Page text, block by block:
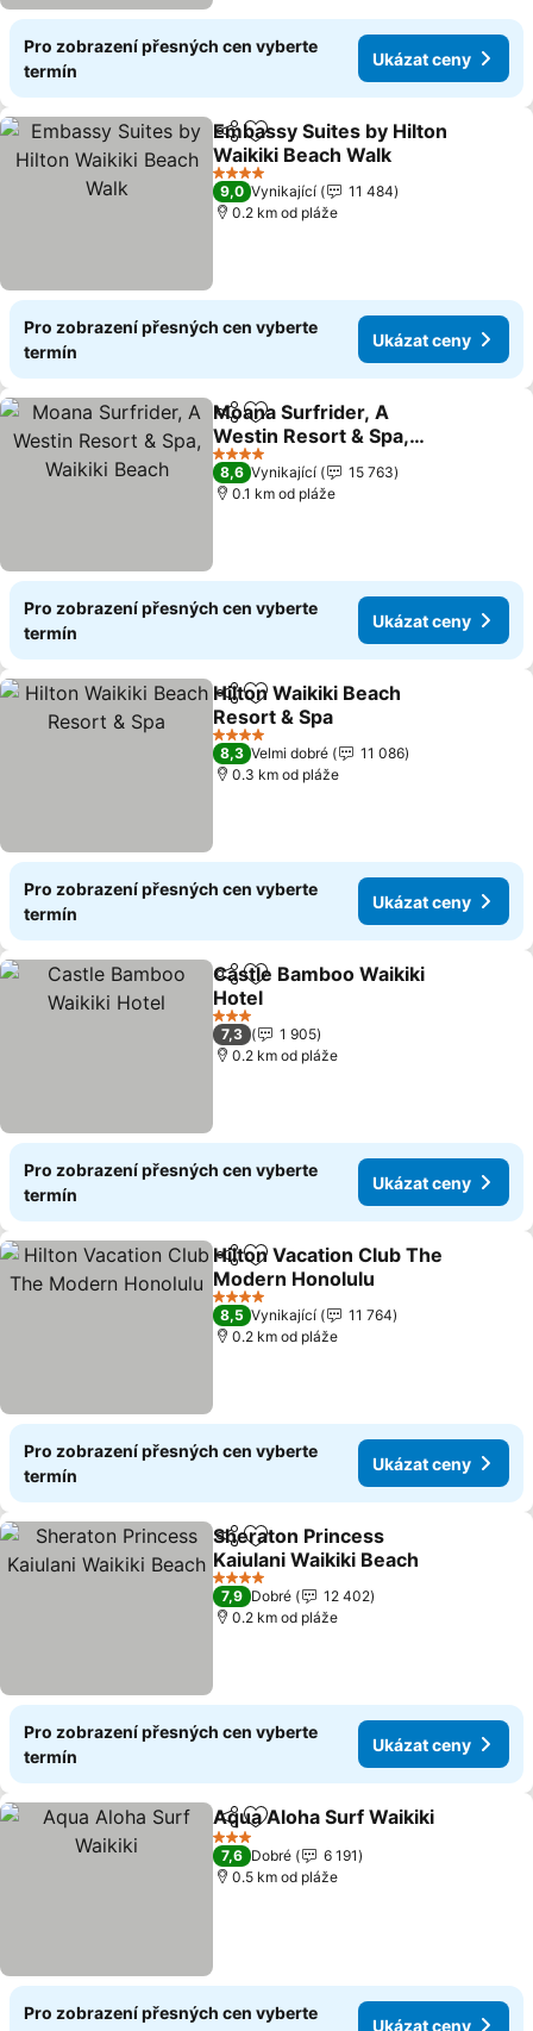
Pro zobrazení přesných cen vyberte
termín
Ukázat ceny
SdíletPřidat na seznam oblíbených
Embassy Suites by Hilton
Waikiki Beach Walk
4 Počet hvězdiček
9,0 Vynikající
11 484
0.2 km od pláže
Pro zobrazení přesných cen vyberte
termín
Ukázat ceny
SdíletPřidat na seznam oblíbených
Moana Surfrider, A
Westin Resort & Spa,
Waikiki Beach
4 Počet hvězdiček
8,6 Vynikající
15 763
0.1 km od pláže
Pro zobrazení přesných cen vyberte
termín
Ukázat ceny
SdíletPřidat na seznam oblíbených
Hilton Waikiki Beach
Resort & Spa
4 Počet hvězdiček
8,3 Velmi dobré
11 086
0.3 km od pláže
Pro zobrazení přesných cen vyberte
termín
Ukázat ceny
SdíletPřidat na seznam oblíbených
Castle Bamboo Waikiki
Hotel
3 Počet hvězdiček
7,3
1 905
0.2 km od pláže
Pro zobrazení přesných cen vyberte
termín
Ukázat ceny
SdíletPřidat na seznam oblíbených
Hilton Vacation Club The
Modern Honolulu
4 Počet hvězdiček
8,5 Vynikající
11 764
0.2 km od pláže
Pro zobrazení přesných cen vyberte
termín
Ukázat ceny
SdíletPřidat na seznam oblíbených
Sheraton Princess
Kaiulani Waikiki Beach
4 Počet hvězdiček
7,9 Dobré
12 402
0.2 km od pláže
Pro zobrazení přesných cen vyberte
termín
Ukázat ceny
SdíletPřidat na seznam oblíbených
Aqua Aloha Surf Waikiki
3 Počet hvězdiček
7,6 Dobré
6 191
0.5 km od pláže
Pro zobrazení přesných cen vyberte
Ukázat ceny